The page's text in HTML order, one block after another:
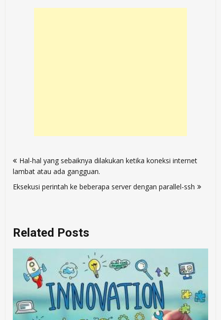
navigation
Hal-hal yang sebaiknya dilakukan ketika koneksi internet
lambat atau ada gangguan.
Eksekusi perintah ke beberapa server dengan parallel-ssh
Related Posts